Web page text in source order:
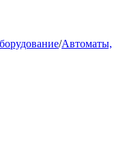
/Автоматы,